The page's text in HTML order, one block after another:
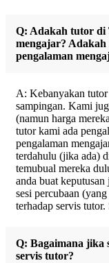
Q: Adakah tutor
mengajar?
pengalaman
A: Kebanyakan tutor
sampingan. Kami
(namun harga
tutor kami ada
pengalaman
terdahulu (jika ada)
temubual mereka
anda buat
sesi percubaan
terhadap servis
Q: Bagaimana jika
servis tutor?